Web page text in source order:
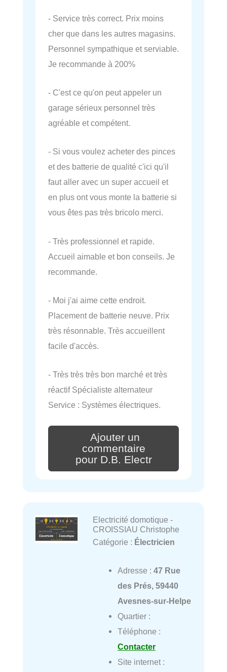
- Service très correct. Prix moins
cher que dans les autres magasins.
Personnel sympathique et serviable.
Je recommande à 200%
- C'est ce qu'on peut appeler un
garage sérieux personnel très
agréable et compétent.
- Si vous voulez acheter des pinces
et des batterie de qualité c'ici qu'il
faut aller avec un super accueil et
en plus ont vous monte la batterie si
vous êtes pas très bricolo merci.
- Très professionnel et rapide.
Accueil aimable et bon conseils. Je
recommande.
- Moi j'ai aime cette endroit.
Placement de batterie neuve. Prix
très résonnable. Très accueillent
facile d'accès.
- Très très très bon marché et très
réactif Spécialiste alternateur
Service : Systèmes électriques.
Ajouter un
commentaire
pour D.B. Electr
Electricité domotique -
CROISSIAU Christophe
Catégorie : Électricien
Adresse : 47 Rue
des Prés, 59440
Avesnes-sur-Helpe
Quartier :
Téléphone :
Contacter
Site internet :